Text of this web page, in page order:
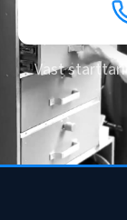
Vast